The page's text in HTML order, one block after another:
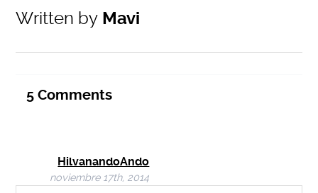
Written by Mavi
5 Comments
HilvanandoAndo
noviembre 17th, 2014